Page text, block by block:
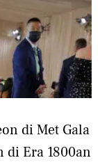
di Met Gala
Era 1800an